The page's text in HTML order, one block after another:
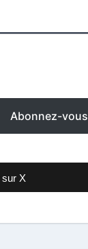
Abonnez-vous
sur X